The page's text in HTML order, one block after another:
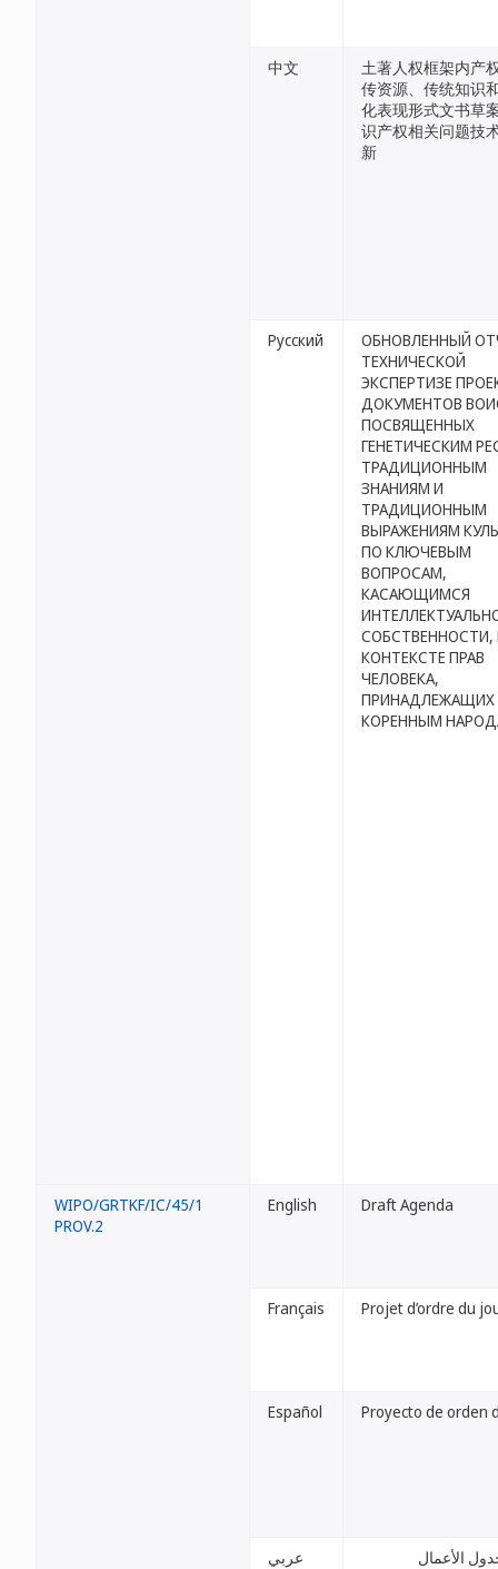
中文
土著人权框架内产
传资源、传统知识
化表现形式文书草
识产权相关问题技
新
Русский
ОБНОВЛЕННЫЙ
ТЕХНИЧЕСКОЙ
ЭКСПЕРТИЗЕ
ДОКУМЕНТОВ
ПОСВЯЩЕННЫХ
ГЕНЕТИЧЕСКИМ
ТРАДИЦИОННЫМ
ЗНАНИЯМ И
ТРАДИЦИОННЫМ
ВЫРАЖЕНИЯМ
ПО КЛЮЧЕВЫМ
ВОПРОСАМ,
КАСАЮЩИМСЯ
СОБСТВЕННОСТИ,
КОНТЕКСТЕ ПРАВ
ЧЕЛОВЕКА,
ПРИНАДЛЕЖАЩИХ
КОРЕННЫМ
WIPO/GRTKF/IC/45/1
PROV.2
English Draft Agenda
Français Projet d’ordre du
Español Proyecto de orden
عربي الأعمال